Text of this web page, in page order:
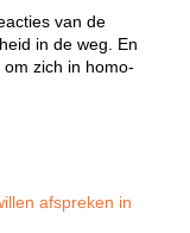
van de
in de weg. En
zich in homo-
afspreken in